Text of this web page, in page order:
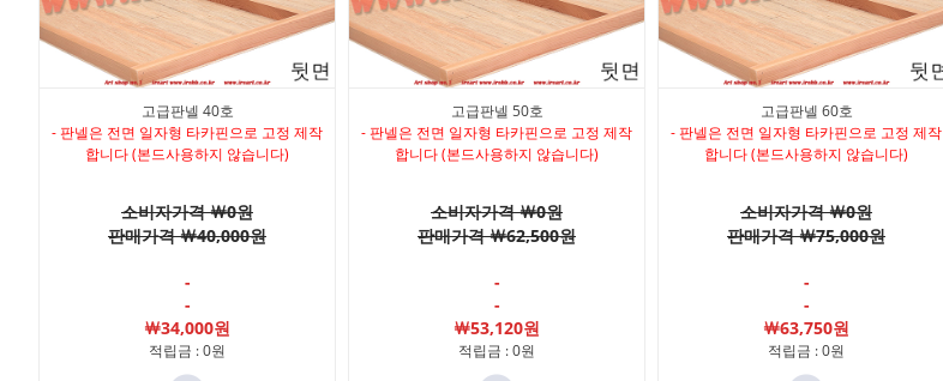
고급판넬 40호
- 판넬은 전면 일자형 타카핀으로 고정 제작
합니다 (본드사용하지 않습니다)
소비자가격 ￦0원
판매가격 ￦40,000원
-
-
￦34,000원
적립금 : 0원
고급판넬 50호
- 판넬은 전면 일자형 타카핀으로 고정 제작
합니다 (본드사용하지 않습니다)
소비자가격 ￦0원
판매가격 ￦62,500원
-
-
￦53,120원
적립금 : 0원
고급판넬 60호
- 판넬은 전면 일자형 타카핀으로 고정 제작
합니다 (본드사용하지 않습니다)
소비자가격 ￦0원
판매가격 ￦75,000원
-
-
￦63,750원
적립금 : 0원